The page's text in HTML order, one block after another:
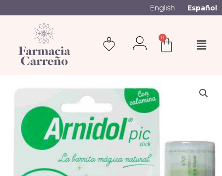
English Español
0